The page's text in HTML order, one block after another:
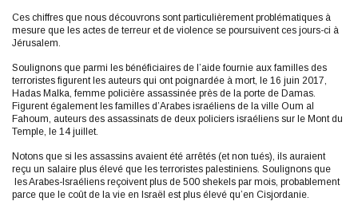
Ces chiffres que nous découvrons sont particulièrement problématiques à
mesure que les actes de terreur et de violence se poursuivent ces jours-ci à
Jérusalem.
Soulignons que parmi les bénéficiaires de l’aide fournie aux familles des
terroristes figurent les auteurs qui ont poignardée à mort, le 16 juin 2017,
Hadas Malka, femme policière assassinée près de la porte de Damas.
Figurent également les familles d’Arabes israéliens de la ville Oum al
Fahoum, auteurs des assassinats de deux policiers israéliens sur le Mont du
Temple, le 14 juillet.
Notons que si les assassins avaient été arrêtés (et non tués), ils auraient
reçu un salaire plus élevé que les terroristes palestiniens. Soulignons que
les Arabes-Israéliens reçoivent plus de 500 shekels par mois, probablement
parce que le coût de la vie en Israël est plus élevé qu’en Cisjordanie.